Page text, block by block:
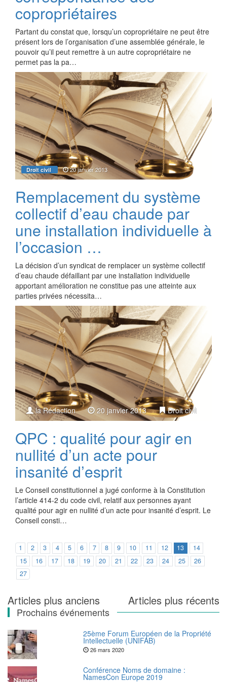
copropriétaires
Partant du constat que, lorsqu’un copropriétaire ne peut être
présent lors de l’organisation d’une assemblée générale, le
pouvoir qu’il peut remettre à un autre copropriétaire ne
permet pas la pa…
Droit civil 20 janvier 2013
Remplacement du système
collectif d’eau chaude par
une installation individuelle à
l’occasion …
La décision d’un syndicat de remplacer un système collectif
d’eau chaude défaillant par une installation individuelle
apportant amélioration ne constitue pas une atteinte aux
parties privées nécessita…
la Rédaction 20 janvier 2013 Droit civil
QPC : qualité pour agir en
nullité d’un acte pour
insanité d’esprit
Le Conseil constitutionnel a jugé conforme à la Constitution
l’article 414-2 du code civil, relatif aux personnes ayant
qualité pour agir en nullité d’un acte pour insanité d’esprit. Le
Conseil consti…
1 2 3 4 5 6 7 8 9 10 11 12 13
14
15
16 17 18 19 20 21 22 23 24 25
26
27
Navigation
des
articles
Articles plus anciens Articles plus récents
Prochains événements
25ème Forum Européen de la Propriété
Intellectuelle (UNIFAB)
26 mars 2020
Conférence Noms de domaine :
NamesCon Europe 2019